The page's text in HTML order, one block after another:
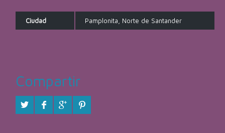
Ciudad Pamplonita, Norte de Santander
Compartir